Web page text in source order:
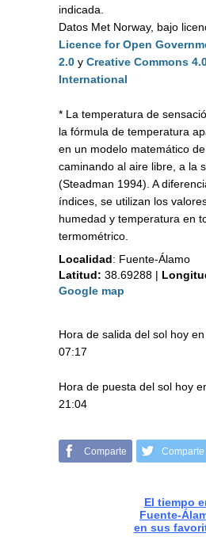
indicada.
Datos Met Norway, bajo
Licence for Open
2.0 y Creative Commons
International
* La temperatura de
la fórmula de temperatura
en un modelo matemático
caminando al aire libre, a la
(Steadman 1994). A
índices, se utilizan los
humedad y temperatura en
termométrico.
Localidad: Fuente-Álamo
Latitud: 38.69288 |
Google map
Hora de salida del sol hoy
07:17
Hora de puesta del sol hoy
21:04
Comparte Comparte
El tiempo
Fuente-
en sus